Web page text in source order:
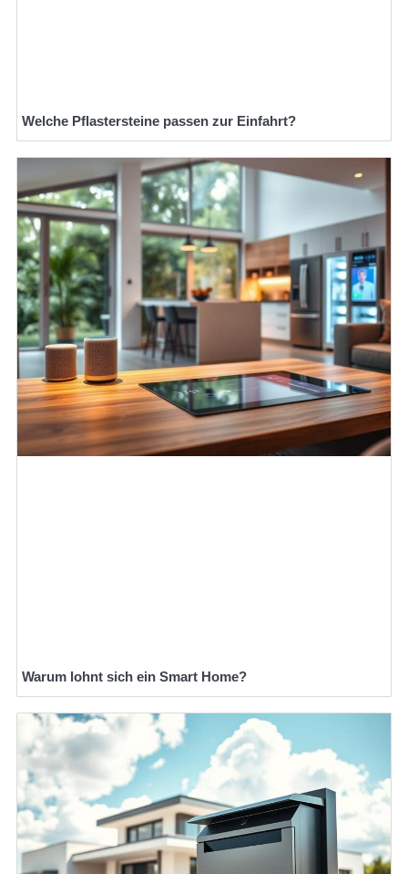
Welche Pflastersteine passen zur Einfahrt?
Warum lohnt sich ein Smart Home?